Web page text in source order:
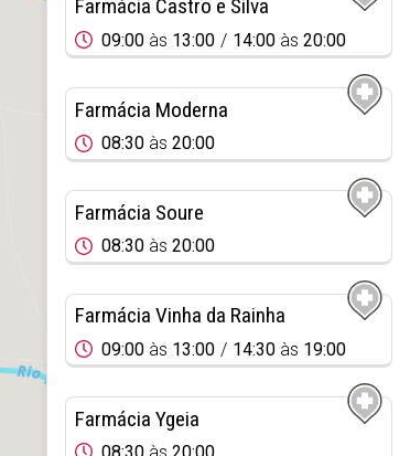
Farmácia Castro e Silva
09:00 às 13:00 14:00 às 20:00
Farmácia Moderna
08:30 às 20:00
Farmácia Soure
08:30 às 20:00
Farmácia Vinha da Rainha
09:00 às 13:00 14:30 às 19:00
Farmácia Ygeia